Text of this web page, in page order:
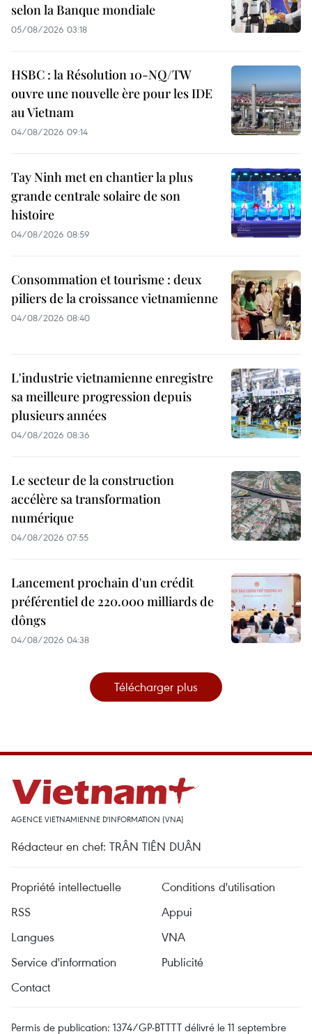
selon la Banque mondiale
05/08/2026 03:18
HSBC : la Résolution 10-NQ/TW
ouvre une nouvelle ère pour les IDE
au Vietnam
04/08/2026 09:14
Tay Ninh met en chantier la plus
grande centrale solaire de son
histoire
04/08/2026 08:59
Consommation et tourisme : deux
piliers de la croissance vietnamienne
04/08/2026 08:40
L'industrie vietnamienne enregistre
sa meilleure progression depuis
plusieurs années
04/08/2026 08:36
Le secteur de la construction
accélère sa transformation
numérique
04/08/2026 07:55
Lancement prochain d'un crédit
préférentiel de 220.000 milliards de
dôngs
04/08/2026 04:38
Télécharger plus
AGENCE VIETNAMIENNE D'INFORMATION (VNA)
Rédacteur en chef: TRÂN TIÊN DUÂN
Propriété intellectuelle
Conditions d'utilisation
RSS
Appui
Langues
VNA
Service d'information
Publicité
Contact
Permis de publication: 1374/GP-BTTTT délivré le 11 septembre